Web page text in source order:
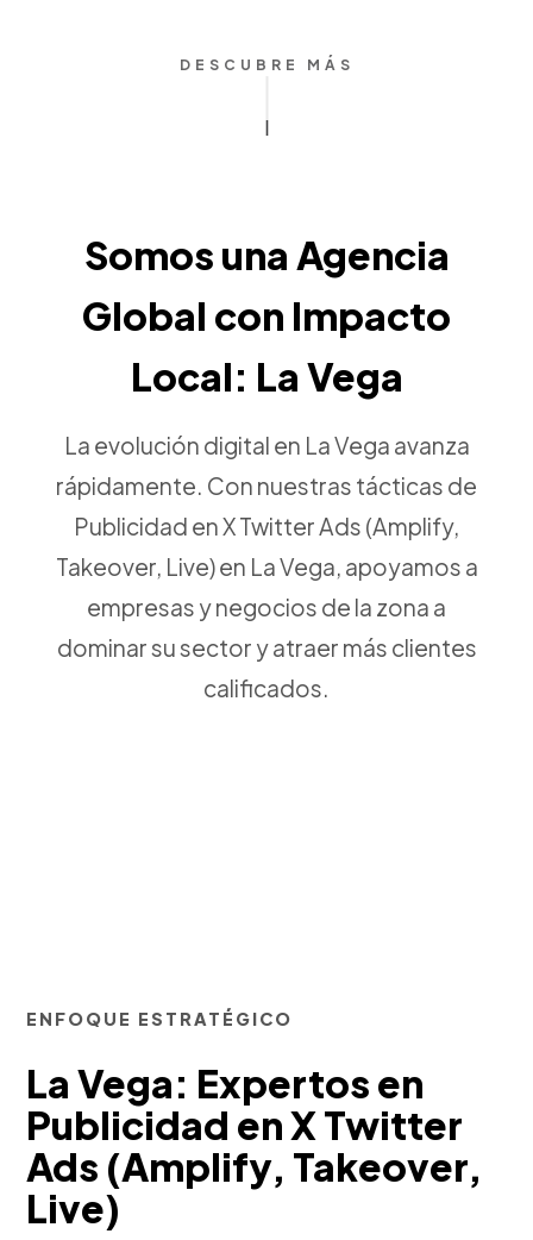
DESCUBRE MÁS
Somos una Agencia
Global con Impacto
Local: La Vega
La evolución digital en La Vega avanza
rápidamente. Con nuestras tácticas de
Publicidad en X Twitter Ads (Amplify,
Takeover, Live) en La Vega, apoyamos a
empresas y negocios de la zona a
dominar su sector y atraer más clientes
calificados.
ENFOQUE ESTRATÉGICO
La Vega: Expertos en
Publicidad en X Twitter
Ads (Amplify, Takeover,
Live)